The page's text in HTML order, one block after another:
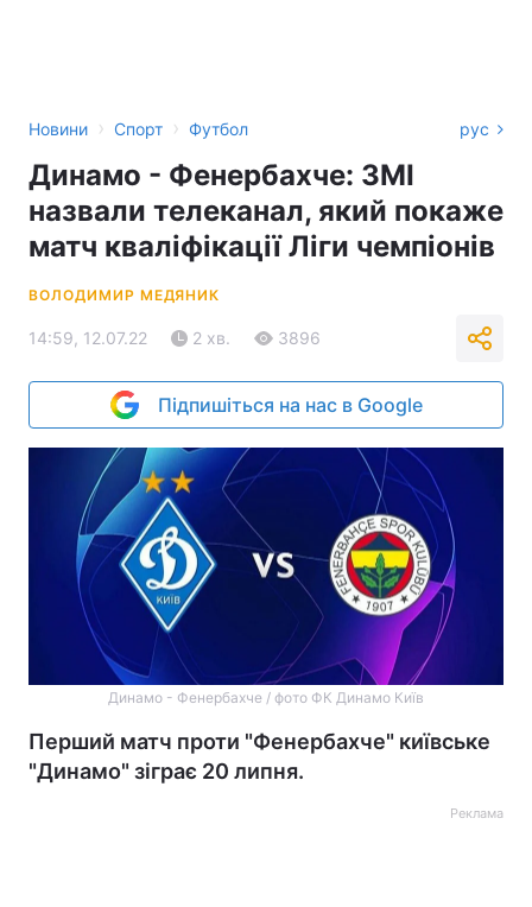
Новини › Спорт › Футбол рус
Динамо - Фенербахче: ЗМІ
назвали телеканал, який покаже
матч кваліфікації Ліги чемпіонів
ВОЛОДИМИР МЕДЯНИК
14:59, 12.07.22 2 хв. 3896
Підпишіться на нас в Google
Динамо - Фенербахче / фото ФК Динамо Київ
Перший матч проти "Фенербахче" київське
"Динамо" зіграє 20 липня.
Реклама